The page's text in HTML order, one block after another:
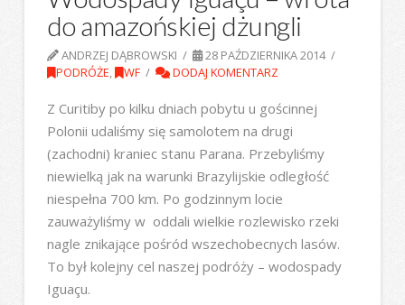
do amazońskiej dżungli
ANDRZEJ DĄBROWSKI
28 PAŹDZIERNIKA 2014
PODRÓŻE, WF DODAJ KOMENTARZ
Z Curitiby po kilku dniach pobytu u gościnnej
Polonii udaliśmy się samolotem na drugi
(zachodni) kraniec stanu Parana. Przebyliśmy
niewielką jak na warunki Brazylijskie odległość
niespełna 700 km. Po godzinnym locie
zauważyliśmy w oddali wielkie rozlewisko rzeki
nagle znikające pośród wszechobecnych lasów.
To był kolejny cel naszej podróży – wodospady
Iguaçu.